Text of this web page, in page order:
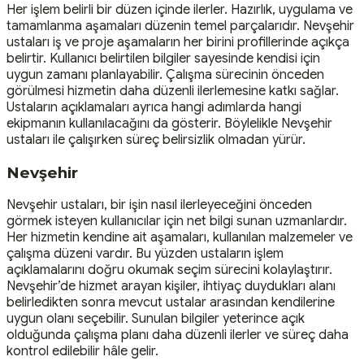
Her işlem belirli bir düzen içinde ilerler. Hazırlık, uygulama ve
tamamlanma aşamaları düzenin temel parçalarıdır. Nevşehir
ustaları iş ve proje aşamaların her birini profillerinde açıkça
belirtir. Kullanıcı belirtilen bilgiler sayesinde kendisi için
uygun zamanı planlayabilir. Çalışma sürecinin önceden
görülmesi hizmetin daha düzenli ilerlemesine katkı sağlar.
Ustaların açıklamaları ayrıca hangi adımlarda hangi
ekipmanın kullanılacağını da gösterir. Böylelikle Nevşehir
ustaları ile çalışırken süreç belirsizlik olmadan yürür.
Nevşehir
Nevşehir ustaları, bir işin nasıl ilerleyeceğini önceden
görmek isteyen kullanıcılar için net bilgi sunan uzmanlardır.
Her hizmetin kendine ait aşamaları, kullanılan malzemeler ve
çalışma düzeni vardır. Bu yüzden ustaların işlem
açıklamalarını doğru okumak seçim sürecini kolaylaştırır.
Nevşehir’de hizmet arayan kişiler, ihtiyaç duydukları alanı
belirledikten sonra mevcut ustalar arasından kendilerine
uygun olanı seçebilir. Sunulan bilgiler yeterince açık
olduğunda çalışma planı daha düzenli ilerler ve süreç daha
kontrol edilebilir hâle gelir.